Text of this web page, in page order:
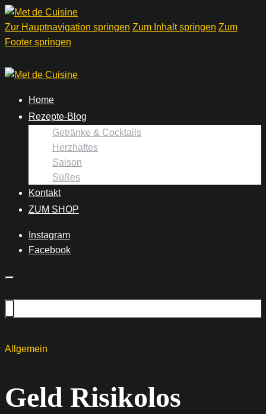
Zur Hauptnavigation springen Zum Inhalt springen Zum
Footer springen
Home
Rezepte-Blog
Getränke & Cocktails
Herzhaftes
Saison
Süßes
Kontakt
ZUM SHOP
Instagram
Facebook
Allgemein
Geld Risikolos